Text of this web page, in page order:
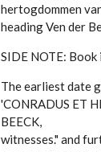
hertogdommen
heading Ven der
SIDE NOTE: Book
The earliest date
'CONRADUS ET
BEECK,
witnesses." and